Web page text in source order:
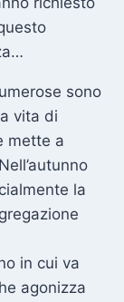
sono
vita di
mette a
la
in cui va
agonizza